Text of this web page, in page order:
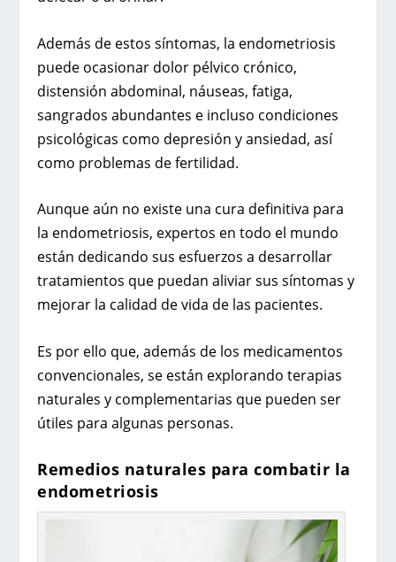
Además de estos síntomas, la endometriosis
puede ocasionar dolor pélvico crónico,
distensión abdominal, náuseas, fatiga,
sangrados abundantes e incluso condiciones
psicológicas como depresión y ansiedad, así
como problemas de fertilidad.
Aunque aún no existe una cura definitiva para
la endometriosis, expertos en todo el mundo
están dedicando sus esfuerzos a desarrollar
tratamientos que puedan aliviar sus síntomas y
mejorar la calidad de vida de las pacientes.
Es por ello que, además de los medicamentos
convencionales, se están explorando terapias
naturales y complementarias que pueden ser
útiles para algunas personas.
Remedios naturales para combatir la
endometriosis